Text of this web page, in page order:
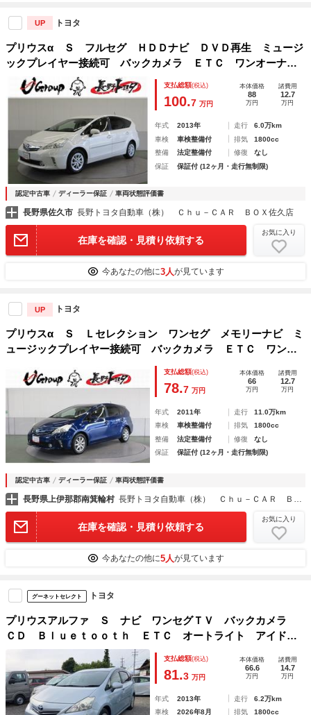
UP トヨタ
プリウスα Ｓ フルセグ ＨＤＤナビ ＤＶＤ再生 ミュージ
ックプレイヤー接続可 バックカメラ ＥＴＣ ワンオーナ
ー 記録簿
支払総額(税込)
100.7 万円
本体価格
88
万円
諸費用
12.7
万円
年式 2013年 走行
6.0万km
車検
車検整備付 排気
1800cc
整備
法定整備付 修復
なし
保証
保証付 (12ヶ月・走行無制限)
認定中古車 ディーラー保証 車両状態評価書
長野県佐久市 長野トヨタ自動車（株） Ｃｈｕ－ＣＡＲ ＢＯＸ佐久店
在庫を確認・見積り依頼する
お気に入り
今あなたの他に3人が見ています
UP トヨタ
プリウスα Ｓ Ｌセレクション ワンセグ メモリーナビ ミ
ュージックプレイヤー接続可 バックカメラ ＥＴＣ ワンオ
支払総額(税込)
78.7 万円
本体価格
66
万円
諸費用
12.7
万円
年式 2011年 走行
11.0万km
車検
車検整備付 排気
1800cc
整備
法定整備付 修復
なし
保証
保証付 (12ヶ月・走行無制限)
認定中古車 ディーラー保証 車両状態評価書
長野県上伊那郡南箕輪村 長野トヨタ自動車（株） Ｃｈｕ－ＣＡＲ ＢＯＸ伊那店
在庫を確認・見積り依頼する
お気に入り
今あなたの他に5人が見ています
グーネットセレクト トヨタ
プリウスアルファ Ｓ ナビ ワンセグＴＶ バックカメラ
ＣＤ Ｂｌｕｅｔｏｏｔｈ ＥＴＣ オートライト アイドリ
ングストップ 盗難防止システム プッシュスタート オート
エアコン ライトレベライザー 電動格納ドアミラー
支払総額(税込)
81.3 万円
本体価格
66.6
万円
諸費用
14.7
万円
年式 2013年 走行
6.2万km
車検
2026年8月 排気
1800cc